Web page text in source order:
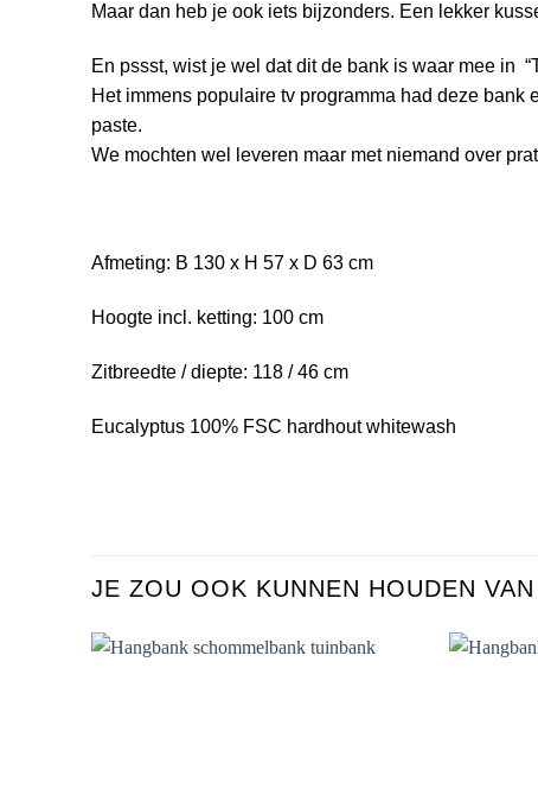
Maar dan heb je ook iets bijzonders. Een lekker
En pssst, wist je wel dat dit de bank is waar mee in
Het immens populaire tv programma had deze
paste.
We mochten wel leveren maar met niemand over
Afmeting: B 130 x H 57 x D 63 cm
Hoogte incl. ketting: 100 cm
Zitbreedte / diepte: 118 / 46 cm
Eucalyptus 100% FSC hardhout whitewash
JE ZOU OOK KUNNEN HOUDEN